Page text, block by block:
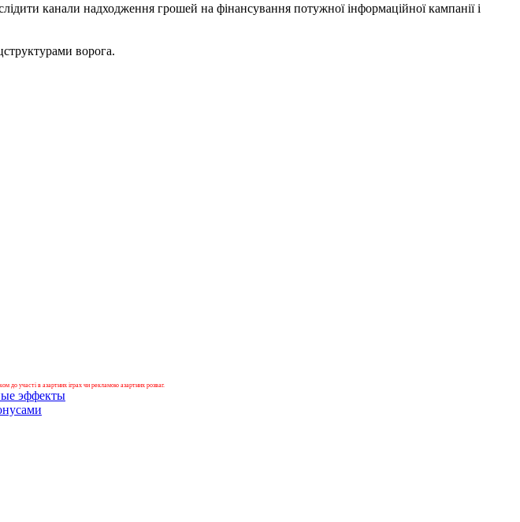
канали надходження грошей на фінансування потужної інформаційної кампанії і
ворога.
до участі в азартних іграх чи рекламою азартних розваг.